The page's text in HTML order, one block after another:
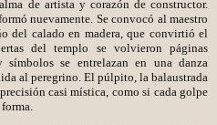
de artista y corazón de constructor.
nuevamente. Se convocó al maestro
del calado en madera, que convirtió el
del templo se volvieron páginas
símbolos se entrelazan en una danza
al peregrino. El púlpito, la balaustrada
casi mística, como si cada golpe